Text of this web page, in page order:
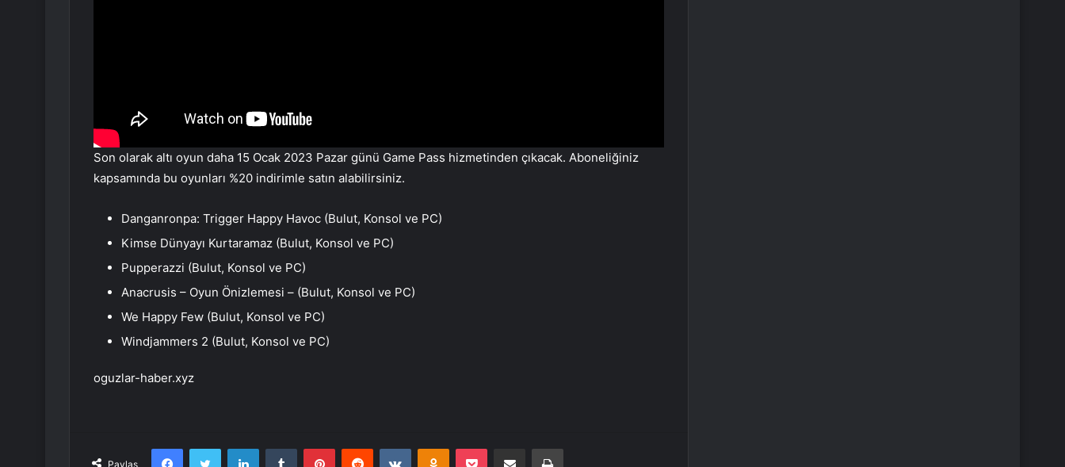
Son olarak altı oyun daha 15 Ocak 2023 Pazar günü Game Pass hizmetinden çıkacak. Aboneliğiniz
kapsamında bu oyunları %20 indirimle satın alabilirsiniz.
Danganronpa: Trigger Happy Havoc (Bulut, Konsol ve PC)
Kimse Dünyayı Kurtaramaz (Bulut, Konsol ve PC)
Pupperazzi (Bulut, Konsol ve PC)
Anacrusis – Oyun Önizlemesi – (Bulut, Konsol ve PC)
We Happy Few (Bulut, Konsol ve PC)
Windjammers 2 (Bulut, Konsol ve PC)
oguzlar-haber.xyz
Paylaş
FacebookTwitter LinkedInTumblr PinterestReddit VKontakteOdnoklassniki
Pocket E-Posta ile paylaş Yazdır